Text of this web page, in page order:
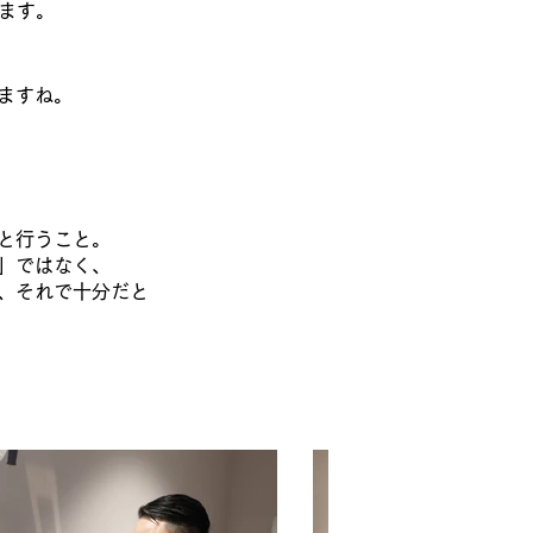
す。
すね。
行うこと。
ではなく、
それで十分だと